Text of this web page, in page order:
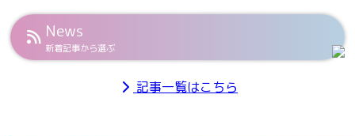
News
新着記事から選ぶ
記事一覧はこちら